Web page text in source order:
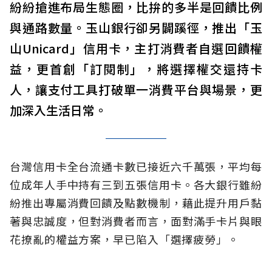
紛紛搶進布局生態圈，比拚的多半是回饋比例
與通路數量。玉山銀行卻另闢蹊徑，推出「玉
山Unicard」信用卡，主打消費者自選回饋權
益，更首創「訂閱制」，將選擇權交還持卡
人，讓支付工具打破單一消費平台與場景，更
加深入生活日常。
台灣信用卡全台流通卡數已接近六千萬張，平均每
位成年人手中持有三到五張信用卡。各大銀行雖紛
紛推出專屬消費回饋及點數機制，藉此提升用戶黏
著與忠誠度，但對消費者而言，面對滿手卡片與眼
花撩亂的權益方案，早已陷入「選擇疲勞」。